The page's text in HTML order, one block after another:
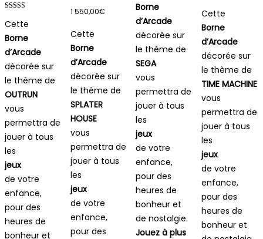
5.00
sur 5
Cette
Borne
d’Arcade
décorée sur
le thème de
OUTRUN
vous
permettra de
jouer à tous
les
jeux
de votre
enfance,
pour des
heures de
bonheur et
1 550,00€
Cette
Borne
d’Arcade
décorée sur
le thème de
SPLATER
HOUSE
vous
permettra de
jouer à tous
les
jeux
de votre
enfance,
pour des
Borne
d’Arcade
décorée sur
le thème de
SEGA
vous
permettra de
jouer à tous
les
jeux
de votre
enfance,
pour des
heures de
bonheur et
de nostalgie.
Jouez à plus
Cette
Borne
d’Arcade
décorée sur
le thème de
TIME MACHINE
vous
permettra de
jouer à tous
les
jeux
de votre
enfance,
pour des
heures de
bonheur et